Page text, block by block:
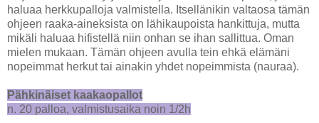
haluaa herkkupalloja valmistella. Itsellänikin valtaosa tämän
ohjeen raaka-aineksista on lähikaupoista hankittuja, mutta
mikäli haluaa hifistellä niin onhan se ihan sallittua. Oman
mielen mukaan. Tämän ohjeen avulla tein ehkä elämäni
nopeimmat herkut tai ainakin yhdet nopeimmista (nauraa).
Pähkinäiset kaakaopallot
n. 20 palloa, valmistusaika noin 1/2h